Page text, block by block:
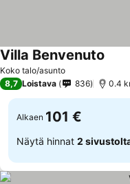
Koko talo/asunto
Villa Benvenuto
8,7 Loistava 836 0.4
Alkaen 101 €
Näytä hinnat 2